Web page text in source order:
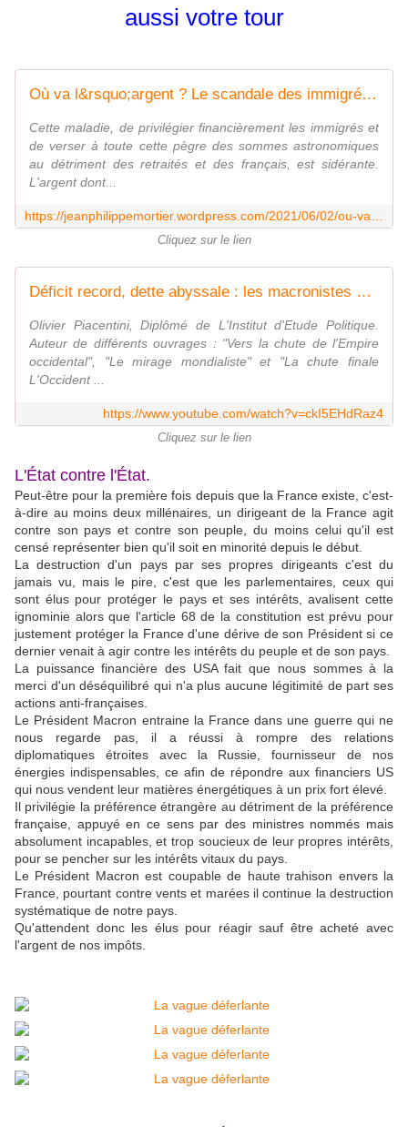
aussi votre tour
Où va l&rsquo;argent ? Le scandale des immigrés dénoncé par le Sénat.
Cette maladie, de privilégier financièrement les immigrés et
de verser à toute cette pègre des sommes astronomiques
au détriment des retraités et des français, est sidérante.
L'argent dont...
Cliquez sur le lien
Déficit record, dette abyssale : les macronistes plongent la France vers la faillite !
Olivier Piacentini, Diplômé de L'Institut d'Etude Politique.
Auteur de différents ouvrages : "Vers la chute de l'Empire
occidental", "Le mirage mondialiste" et "La chute finale
L'Occident ...
https://www.youtube.com/watch?v=ckI5EHdRaz4
Cliquez sur le lien
L'État contre l'État.
Peut-être pour la première fois depuis que la France existe, c'est-
à-dire au moins deux millénaires, un dirigeant de la France agit
contre son pays et contre son peuple, du moins celui qu'il est
censé représenter bien qu'il soit en minorité depuis le début.
La destruction d'un pays par ses propres dirigeants c'est du
jamais vu, mais le pire, c'est que les parlementaires, ceux qui
sont élus pour protéger le pays et ses intérêts, avalisent cette
ignominie alors que l'article 68 de la constitution est prévu pour
justement protéger la France d'une dérive de son Président si ce
dernier venait à agir contre les intérêts du peuple et de son pays.
La puissance financière des USA fait que nous sommes à la
merci d'un déséquilibré qui n'a plus aucune légitimité de part ses
actions anti-françaises.
Le Président Macron entraine la France dans une guerre qui ne
nous regarde pas, il a réussi à rompre des relations
diplomatiques étroites avec la Russie, fournisseur de nos
énergies indispensables, ce afin de répondre aux financiers US
qui nous vendent leur matières énergétiques à un prix fort élevé.
Il privilégie la préférence étrangère au détriment de la préférence
française, appuyé en ce sens par des ministres nommés mais
absolument incapables, et trop soucieux de leur propres intérêts,
pour se pencher sur les intérêts vitaux du pays.
Le Président Macron est coupable de haute trahison envers la
France, pourtant contre vents et marées il continue la destruction
systématique de notre pays.
Qu'attendent donc les élus pour réagir sauf être acheté avec
l'argent de nos impôts.